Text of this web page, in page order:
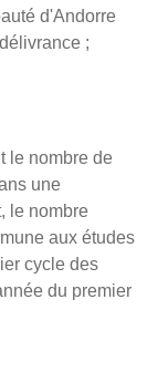
d'Andorre
;
le nombre de
une
le nombre
aux études
cycle des
du premier